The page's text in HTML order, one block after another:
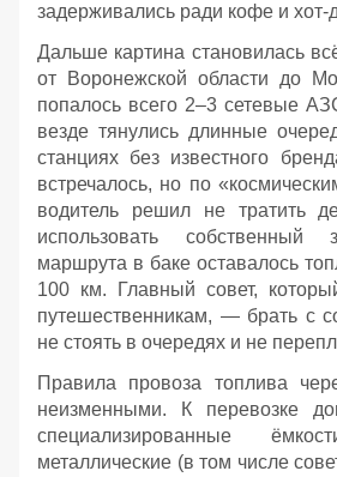
задерживались ради кофе и
Дальше картина становилась
от Воронежской области до
попалось всего 2–3 сетевые
везде тянулись длинные
станциях без известного
встречалось, но по
водитель решил не тратить
использовать
маршрута в баке оставалось
100 км. Главный совет,
путешественникам, — брать с
не стоять в очередях и не
Правила провоза топлива
неизменными. К перевозке
специализированные
металлические (в том числе